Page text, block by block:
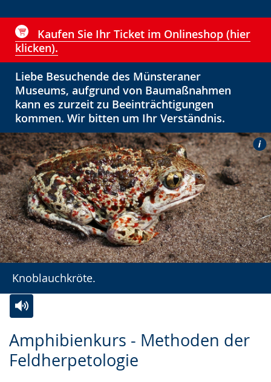
Kaufen Sie Ihr Ticket im Onlineshop (hier
klicken).
Liebe Besuchende des Münsteraner
Museums, aufgrund von Baumaßnahmen
kann es zurzeit zu Beeinträchtigungen
kommen. Wir bitten um Ihr Verständnis.
Knoblauchkröte.
Amphibienkurs - Methoden der
Feldherpetologie
Leichten
Sprache
Audio-
Unterstützung.
Video
in